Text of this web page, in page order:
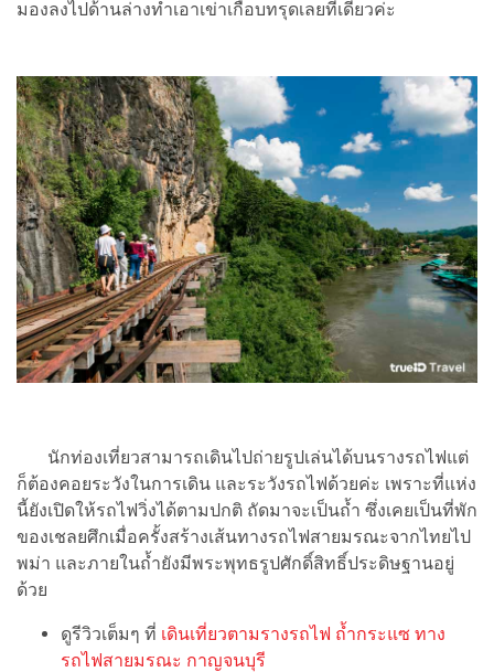
มองลงไปด้านล่างทำเอาเข่าเกือบทรุดเลยทีเดียวค่ะ
นักท่องเที่ยวสามารถเดินไปถ่ายรูปเล่นได้บนรางรถไฟแต่
ก็ต้องคอยระวังในการเดิน และระวังรถไฟด้วยค่ะ เพราะที่แห่ง
นี้ยังเปิดให้รถไฟวิ่งได้ตามปกติ ถัดมาจะเป็นถ้ำ ซึ่งเคยเป็นที่พัก
ของเชลยศึกเมื่อครั้งสร้างเส้นทางรถไฟสายมรณะจากไทยไป
พม่า และภายในถ้ำยังมีพระพุทธรูปศักดิ์สิทธิ์ประดิษฐานอยู่
ด้วย
ดูรีวิวเต็มๆ ที่ เดินเที่ยวตามรางรถไฟ ถ้ำกระแซ ทาง
รถไฟสายมรณะ กาญจนบุรี